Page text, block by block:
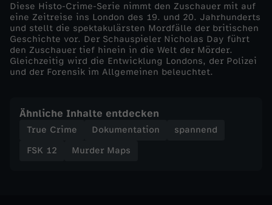
s
t
a
p
l
Diese Histo-Crime-Serie nimmt den Zuschauer mit auf
eine Zeitreise ins London des 19. und 20. Jahrhunderts
und stellt die spektakulärsten Mordfälle der britischen
Geschichte vor. Der Schauspieler Nicholas Day führt
den Zuschauer tief hinein in die Welt der Mörder.
Gleichzeitig wird die Entwicklung Londons, der Polizei
und der Forensik im Allgemeinen beleuchtet.
Ähnliche Inhalte entdecken
True Crime Dokumentation
spannend
FSK 12
Murder Maps